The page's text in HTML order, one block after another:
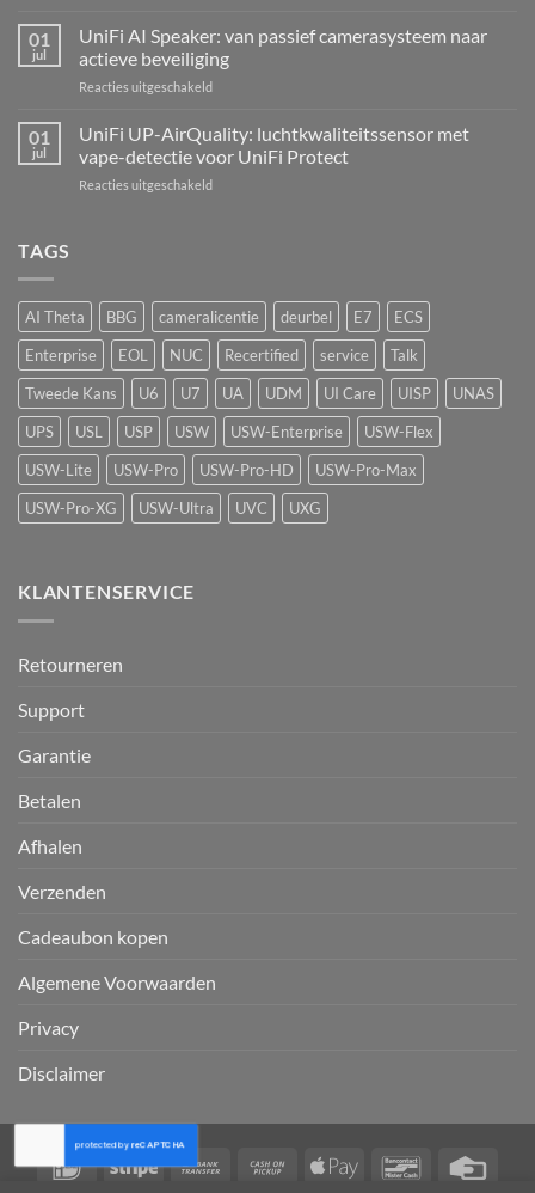
voor
inbraaksensoren
G2:
de
eerste
hardware-
refresh
de
01
jul
UniFi AI Speaker: van passief camerasysteem naar
actieve beveiliging
Reacties uitgeschakeldvoor
Speaker:
van
passief
01
jul
UniFi UP-AirQuality: luchtkwaliteitssensor met
vape-detectie voor UniFi Protect
Reacties uitgeschakeldvoor
vape-
detectie
voor
UniFi
Protect
TAGS
AI Theta BBG cameralicentie deurbel E7
ECS
Enterprise
EOL NUC Recertified service
Talk
Tweede Kans
U6 U7 UA UDM UI Care UISP
UNAS
UPS
USL USP USW USW-Enterprise
USW-Flex
USW-Lite
USW-Pro USW-Pro-HD
USW-Pro-Max
USW-Pro-XG
USW-Ultra UVC UXG
KLANTENSERVICE
Retourneren
Support
Garantie
Betalen
Afhalen
Verzenden
Cadeaubon kopen
Algemene Voorwaarden
Privacy
Disclaimer
IDeal Stripe
Bank
Cash
Apple
Bancontact